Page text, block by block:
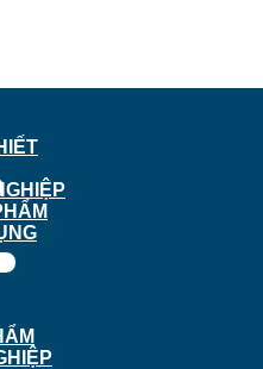
Phường Chợ Lớn, TP.